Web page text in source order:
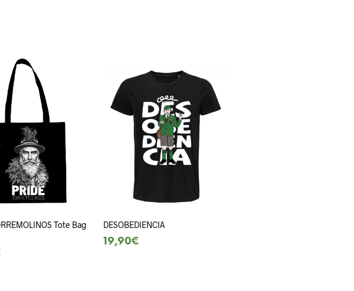
Tote Bag
DESOBEDIENCIA
19,90€